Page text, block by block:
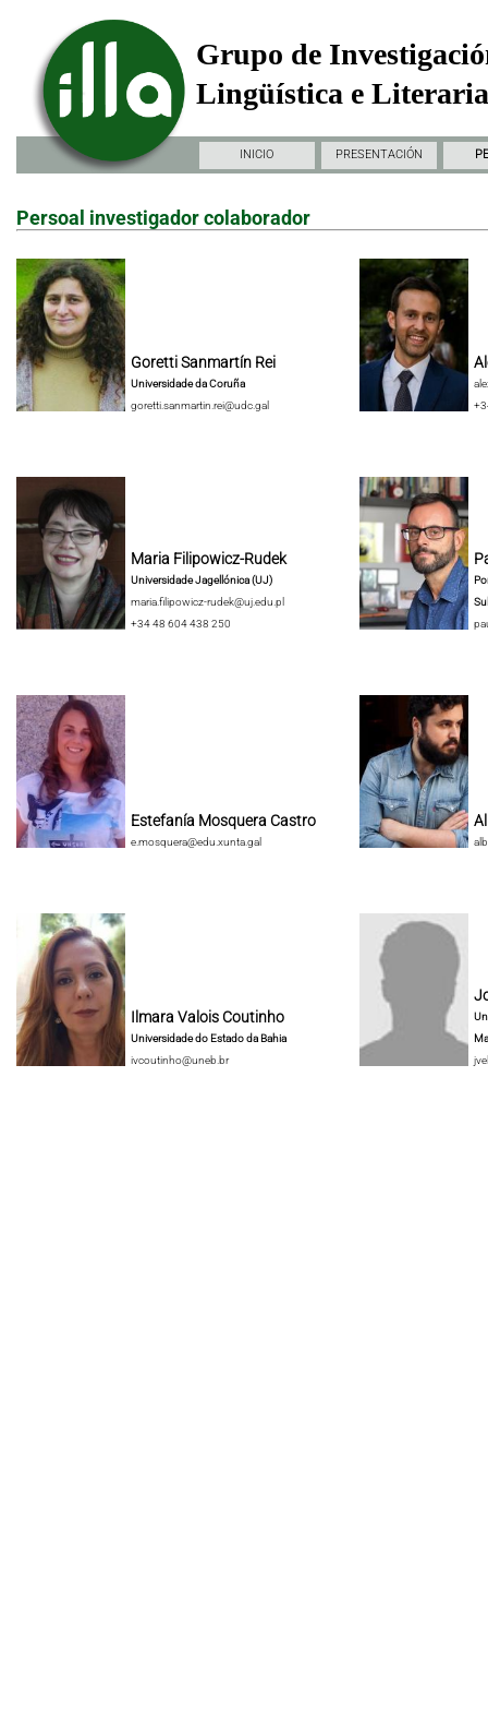
Grupo de
Lingüística e
INICIO PRESENTACIÓN
Persoal investigador colaborador
Goretti Sanmartín Rei
Universidade da Coruña
goretti.sanmartin.rei@udc.gal
Maria Filipowicz-Rudek
Universidade Jagellónica (UJ)
maria.filipowicz-rudek@uj.edu.pl
+34 48 604 438 250
Sul
Estefanía Mosquera Castro
e.mosquera@edu.xunta.gal
Ilmara Valois Coutinho
Universidade do Estado da Bahia
ivcoutinho@uneb.br